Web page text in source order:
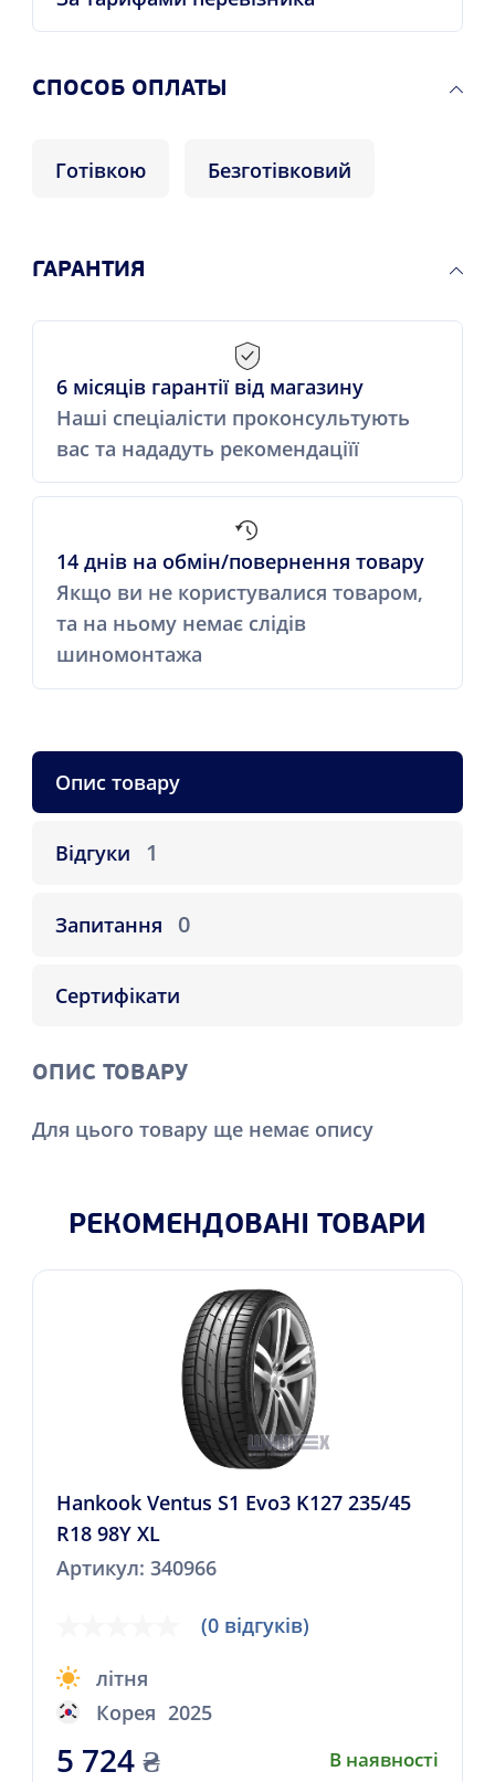
CПОСОБ ОПЛАТЫ
Готівкою Безготівковий
ГАРАНТИЯ
6 місяців гарантії від магазину
Наші спеціалісти проконсультують
вас та нададуть рекомендаціїї
14 днів на обмін/повернення товару
Якщо ви не користувалися товаром,
та на ньому немає слідів
шиномонтажа
Опис товару
Відгуки 1
Запитання 0
Сертифікати
ОПИС ТОВАРУ
Для цього товару ще немає опису
РЕКОМЕНДОВАНІ ТОВАРИ
Hankook Ventus S1 Evo3 K127 235/45
R18 98Y XL
Артикул: 340966
(0 відгуків)
літня
Корея 2025
5 724₴ В наявності